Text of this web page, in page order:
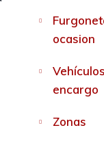
ocasion
encargo
Zonas